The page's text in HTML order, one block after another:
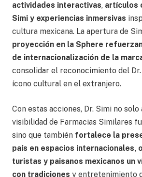
actividades interactivas, artículos
Simi y experiencias inmersivas
cultura mexicana. La apertura de
proyección en la Sphere
de internacionalización de la
consolidar el reconocimiento del
ícono cultural en el extranjero.
Con estas acciones, Dr. Simi no solo
visibilidad de Farmacias Similares
sino que también fortalece la
país en espacios internacionales,
turistas y paisanos mexicanos un
con tradiciones y entretenimiento